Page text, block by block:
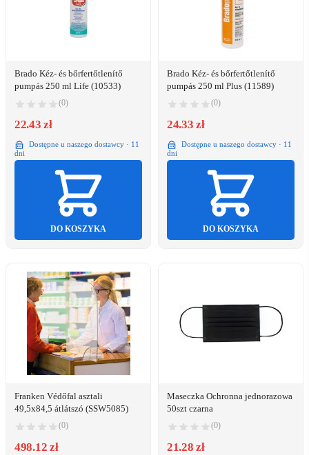
Brado Kéz- és bőrfertőtlenítő
pumpás 250 ml Life (10533)
(0)
22.43 zł
Dostępne u naszego dostawcy · 11
dni
DO KOSZYKA
Brado Kéz- és bőrfertőtlenítő
pumpás 250 ml Plus (11589)
(0)
24.33 zł
Dostępne u naszego dostawcy · 11
dni
DO KOSZYKA
Franken Védőfal asztali
49,5x84,5 átlátszó (SSW5085)
(0)
498.12 zł
Maseczka Ochronna jednorazowa
50szt czarna
(0)
21.28 zł